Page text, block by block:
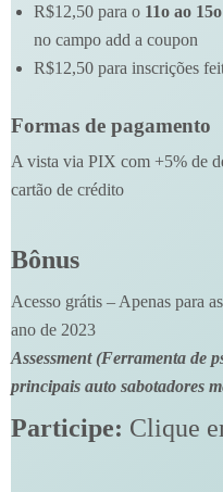
R$12,50 para o 11o ao
no campo add a coupon
R$12,50 para inscrições
Formas de pagamento
A vista via PIX com +5% de
cartão de crédito
Bônus
Acesso grátis – Apenas para
ano de 2023
Assessment (Ferramenta de
principais auto sabotadores
Participe: Clique